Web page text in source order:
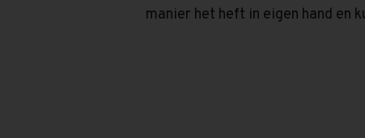
manier het heft in eigen hand en